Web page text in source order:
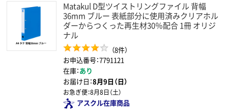
Matakul D型ツイストリングファイル 背幅
36mm ブルー 表紙部分に使用済みクリアホル
ダーからつくった再生材30％配合 1冊 オリジ
ナル
（8件）
お申込番号：7791121
在庫：あり
お届け日：8月9日（日）
お急ぎ便：8月8日（土）
アスクル在庫商品